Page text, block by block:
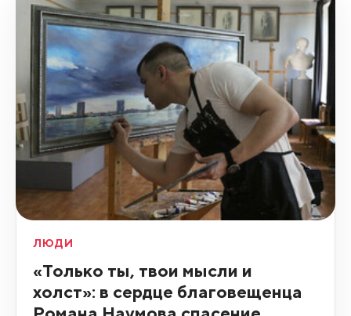
ЛЮДИ
«Только ты, твои мысли и
холст»: в сердце благовещенца